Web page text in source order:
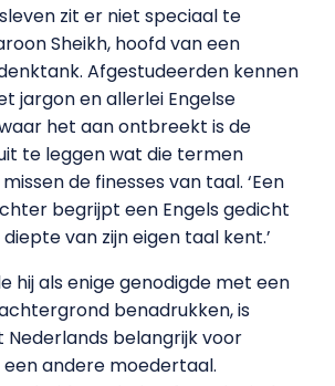
zit er niet speciaal te
Sheikh, hoofd van een
Afgestudeerden kennen
jargon en allerlei Engelse
het aan ontbreekt is de
te leggen wat die termen
de finesses van taal. ‘Een
begrijpt een Engels gedicht
van zijn eigen taal kent.’
hij als enige genodigde met een
benadrukken, is
Nederlands belangrijk voor
andere moedertaal.